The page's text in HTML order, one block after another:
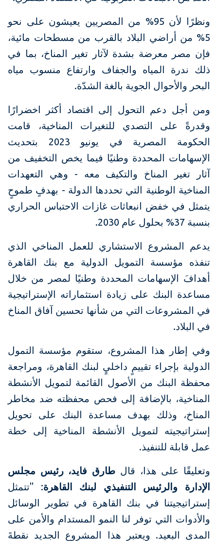
ونظرًا لأن 95% من المصريين يعيشون على نحو
5% من أراضي البلاد بالقرب من مسطحات مائية،
فإن مصر معرضة بشدة لآثار تغير المناخ، بما في
ذلك ندرة المياه والجفاف وارتفاع منسوب مياه
البحر والأحوال الجوية بالغة الشدّة.
ومن أجل دعم التحول إلى اقتصاد أكثر اخضرارًا
وقدرةً على التصدي للتغيرات المناخية، قامت
الحكومة المصرية في يونيو 2023 بتحديث
الإسهامات المحددة وطنيًا فيما يخص التخفيف من
آثار تغير المناخ والتكيف معه - وهي التعهدات
المناخية الوطنية التي تحددها الدولة - بهدفٍ طموحٍ
يتمثل في خفض انبعاثات غازات الاحتباس الحراري
بنسبة 37% بحلول عام 2030.
يدعم المشروع الاستشاري للعمل المناخي الذي
تنفذه مؤسسة التمويل الدولية مع بنك القاهرة
أهدافَ الإسهامات المحددة وطنيًا لمصر من خلال
مساعدة البنك على زيادة استثماراته الإستراتيجية
في المشروعات التي من شأنها تحسين آفاق المناخ
في البلاد.
وفي إطار هذا المشروع، ستقوم مؤسسة التمول
الدولية بإجراء تقييمٍ داخليٍ لبنك القاهرة، ومراجعة
محفظة البنك من الأصول القائمة لتمويل الأنشطة
المناخية، بالإضافة إلى فحص محفظته ضد مخاطر
المناخ، وذلك بهدف مساعدة البنك على تحويل
إستراتيجيته لتمويل الأنشطة المناخية إلى خطة
عمل قابلة للتنفيذ.
وتعليقًا على هذا، قال طارق فايد، رئيس مجلس
الإدارة والرئيس التنفيذي لبنك القاهرة:
"تتمثل
إستراتيجيتنا في بنك القاهرة في تطوير الوسائل
والأدوات التي توفر لنا النمو المستدام والأمن على
المدى البعيد. ويعتبر هذا المشروع الجديد نقطةَ